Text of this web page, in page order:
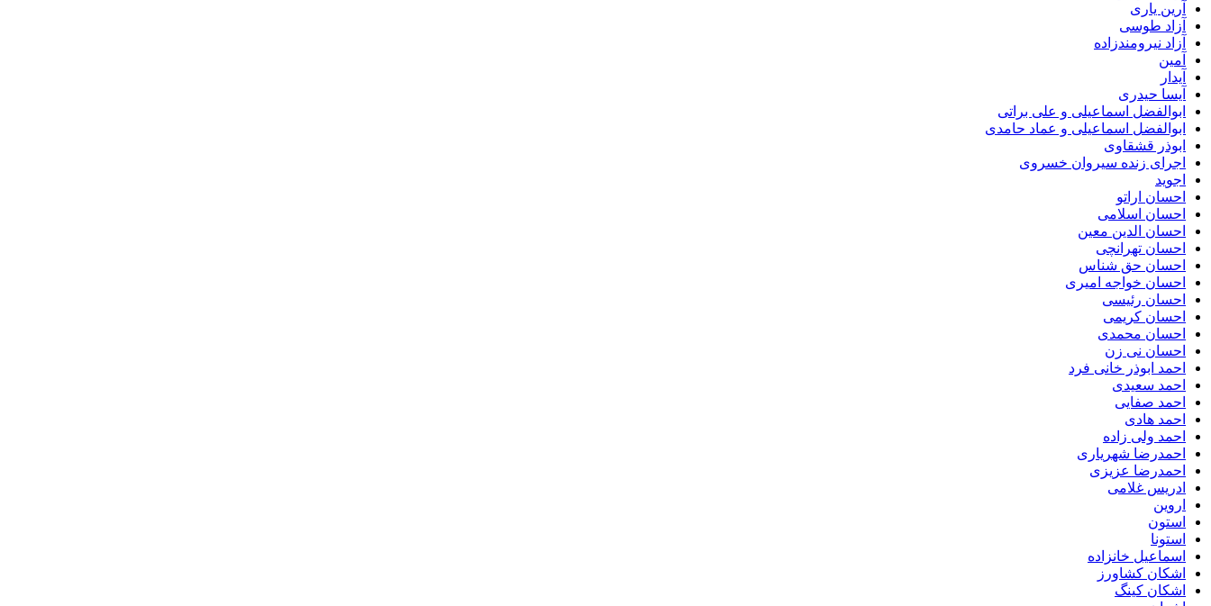
آرین یاری
آزاد طوسی
آزاد نیرومندزاده
آمین
آیدار
آیسا حیدری
ابوالفضل اسماعیلی و علی براتی
ابوالفضل اسماعیلی و عماد حامدی
ابوذر قشقاوی
اجرای زنده سیروان خسروی
اجوید
احسان اراتو
احسان اسلامی
احسان الدین معین
احسان تهرانچی
احسان حق شناس
احسان خواجه امیری
احسان رئیسی
احسان کریمی
احسان محمدی
احسان نی زن
احمد ابوذر خانی فرد
احمد سعیدی
احمد صفایی
احمد هادی
احمد ولی زاده
احمدرضا شهریاری
احمدرضا عزیزی
ادریس غلامی
اروین
استون
استونا
اسماعیل خانزاده
اشکان کشاورز
اشکان کینگ